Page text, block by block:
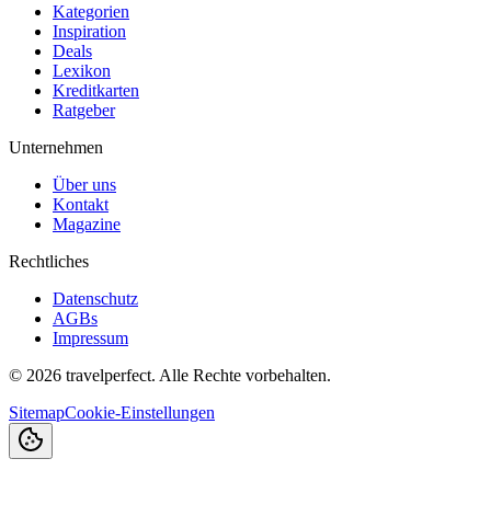
Kategorien
Inspiration
Deals
Lexikon
Kreditkarten
Ratgeber
Unternehmen
Über uns
Kontakt
Magazine
Rechtliches
Datenschutz
AGBs
Impressum
© 2026 travelperfect. Alle Rechte vorbehalten.
SitemapCookie-Einstellungen